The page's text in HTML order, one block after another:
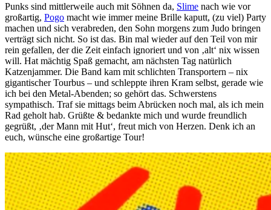
Punks sind mittlerweile auch mit Söhnen da, Slime nach wie vor
großartig, Pogo macht wie immer meine Brille kaputt, (zu viel) Party
machen und sich verabreden, den Sohn morgens zum Judo bringen
verträgt sich nicht. So ist das. Bin mal wieder auf den Teil von mir
rein gefallen, der die Zeit einfach ignoriert und von ‚alt‘ nix wissen
will. Hat mächtig Spaß gemacht, am nächsten Tag natürlich
Katzenjammer. Die Band kam mit schlichten Transportern – nix
gigantischer Tourbus – und schleppte ihren Kram selbst, gerade wie
ich bei den Metal-Abenden; so gehört das. Schwerstens
sympathisch. Traf sie mittags beim Abrücken noch mal, als ich mein
Rad geholt hab. Grüßte & bedankte mich und wurde freundlich
gegrüßt, ‚der Mann mit Hut‘, freut mich von Herzen. Denk ich an
euch, wünsche eine großartige Tour!